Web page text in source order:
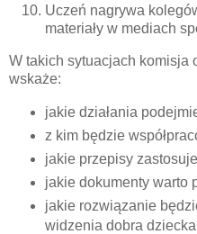
Uczeń nagrywa
materiały w mediach
W takich sytuacjach komisja
wskaże:
jakie działania
z kim będzie
jakie przepisy
jakie dokumenty warto
jakie rozwiązanie
widzenia dobra